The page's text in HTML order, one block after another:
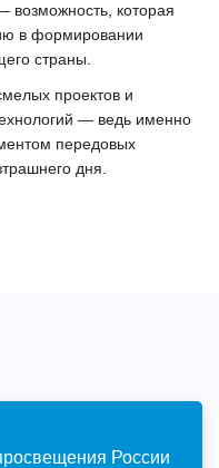
возможность, которая
в формировании
страны.
проектов и
— ведь именно
передовых
дня.
России